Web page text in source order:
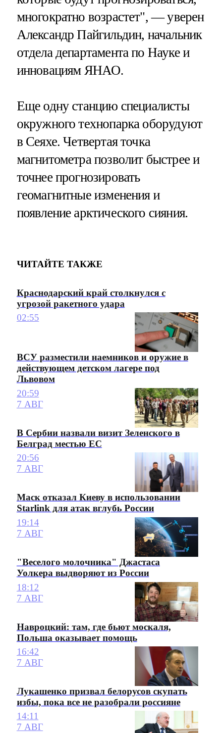
многократно возрастет", — уверен
Александр Пайгильдин, начальник
отдела департамента по Науке и
инновациям ЯНАО.
Еще одну станцию специалисты
окружного технопарка оборудуют
в Сеяхе. Четвертая точка
магнитометра позволит быстрее и
точнее прогнозировать
геомагнитные изменения и
появление арктического сияния.
ЧИТАЙТЕ ТАКЖЕ
Краснодарский край столкнулся с
угрозой ракетного удара
02:55
ВСУ разместили наемников и оружие в
действующем детском лагере под
Львовом
20:59
7 АВГ
В Сербии назвали визит Зеленского в
Белград местью ЕС
20:56
7 АВГ
Маск отказал Киеву в использовании
Starlink для атак вглубь России
19:14
7 АВГ
"Веселого молочника" Джастаса
Уолкера выдворяют из России
18:12
7 АВГ
Навроцкий: там, где бьют москаля,
Польша оказывает помощь
16:42
7 АВГ
Лукашенко призвал белорусов скупать
избы, пока все не разобрали россияне
14:11
7 АВГ